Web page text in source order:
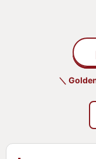
うやく打ち勝つの
100時間程遊びま
メガテンのファン
＼